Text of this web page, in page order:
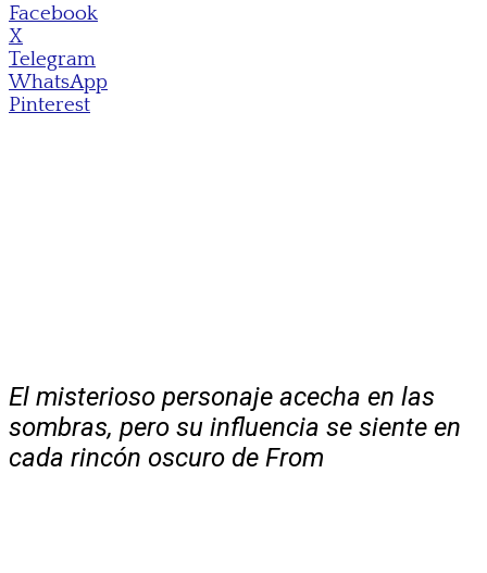
Facebook
X
Telegram
WhatsApp
Pinterest
El misterioso personaje acecha en las
sombras, pero su influencia se siente en
cada rincón oscuro de From